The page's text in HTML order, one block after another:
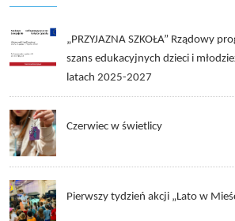
„PRZYJAZNA SZKOŁA” Rządowy
szans edukacyjnych dzieci i
latach 2025-2027
Czerwiec w świetlicy
Pierwszy tydzień akcji „Lato w